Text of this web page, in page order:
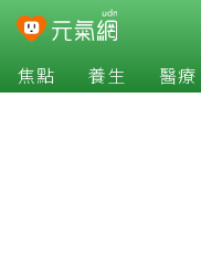
焦點 養生 醫療